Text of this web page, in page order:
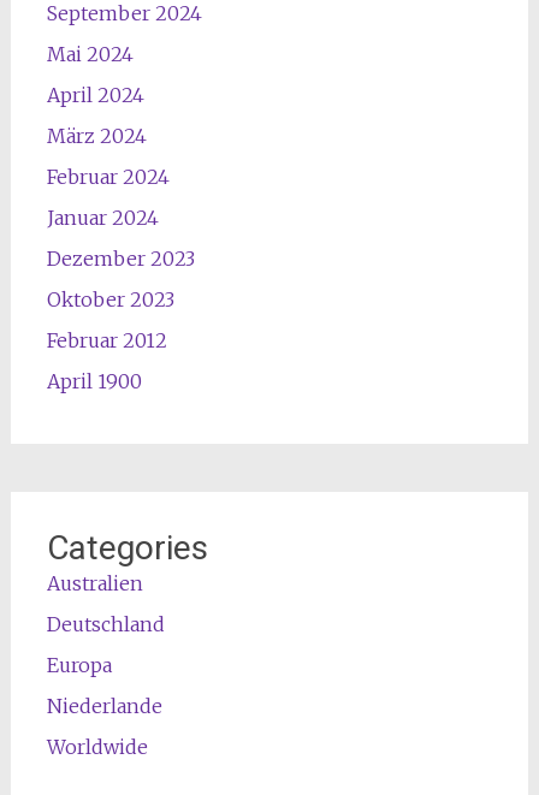
September 2024
Mai 2024
April 2024
März 2024
Februar 2024
Januar 2024
Dezember 2023
Oktober 2023
Februar 2012
April 1900
Categories
Australien
Deutschland
Europa
Niederlande
Worldwide